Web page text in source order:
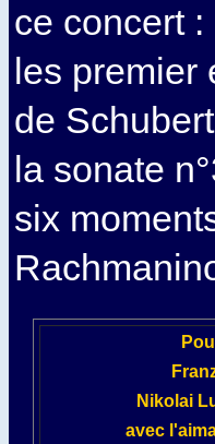
ce concert :
les premier
de
la sonate
six
Nikolai
avec